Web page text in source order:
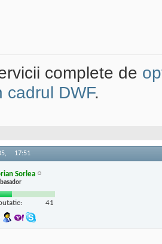
complete de
cadrul DWF.
17:51
Sorlea
41